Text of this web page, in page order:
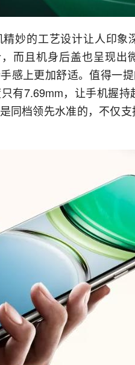
妙的工艺设计让人印象
而且机身后盖也呈现出
感上更加舒适。值得一
有7.69mm，让手机握
同档领先水准的，不仅